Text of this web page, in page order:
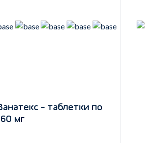
- таблетки по
мг